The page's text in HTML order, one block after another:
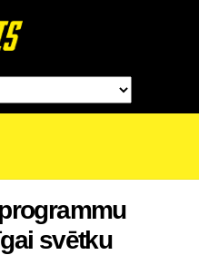
svētku